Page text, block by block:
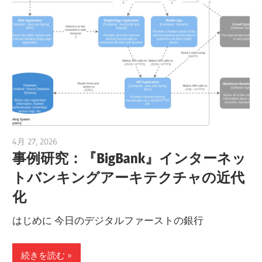
4月 27, 2026
事例研究：『BigBank』インターネッ
トバンキングアーキテクチャの近代
化
はじめに 今日のデジタルファーストの銀行
続きを読む